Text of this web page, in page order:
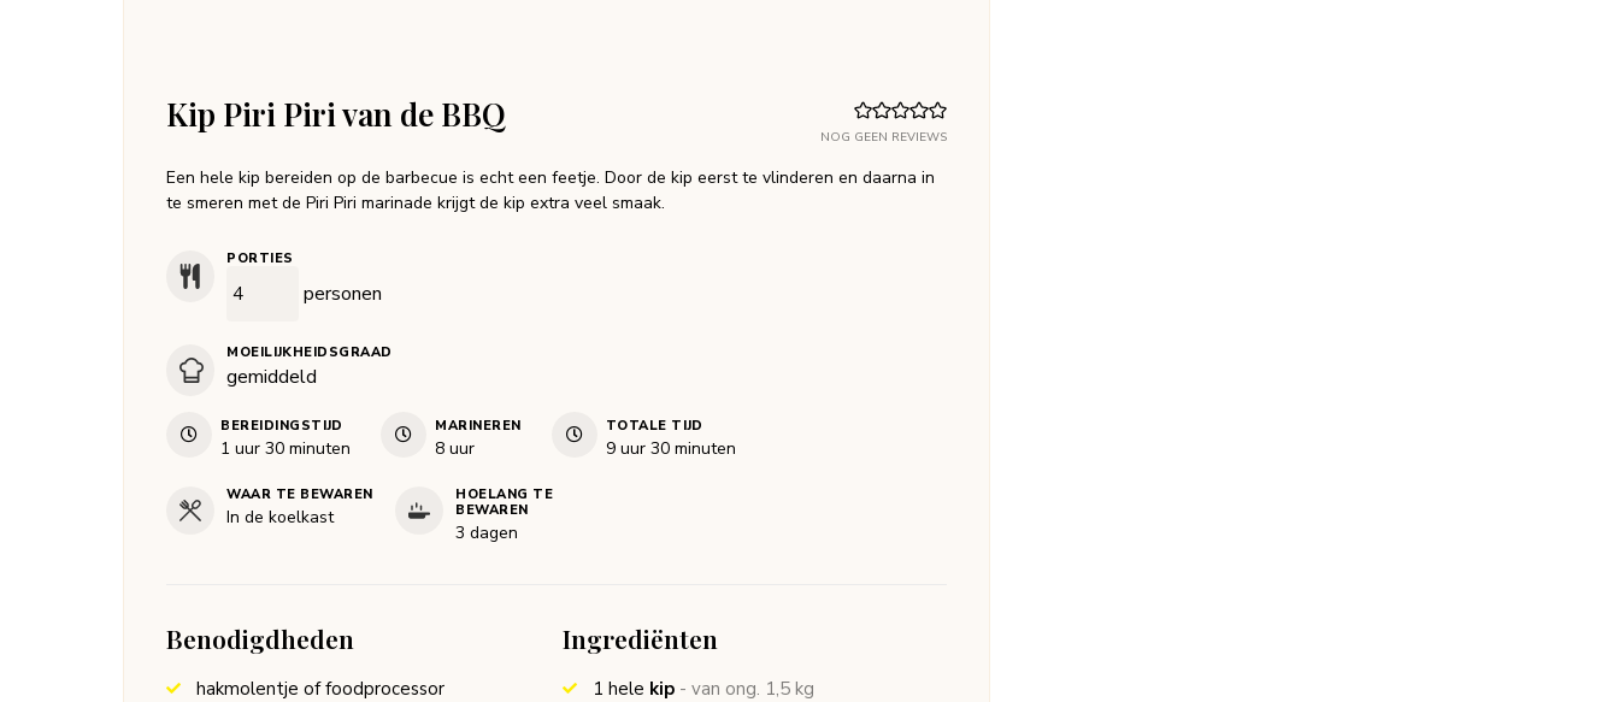
NOG GEEN REVIEWS
Kip Piri Piri van de BBQ
Een hele kip bereiden op de barbecue is echt een feetje. Door de kip eerst te vlinderen en daarna in
te smeren met de Piri Piri marinade krijgt de kip extra veel smaak.
PORTIES
personen
MOEILIJKHEIDSGRAAD
gemiddeld
BEREIDINGSTIJD
1 uur
uur 30minuten
minuten
MARINEREN
8uur
uur
TOTALE TIJD
9uur
uur 30minuten
minuten
WAAR TE BEWAREN
In de koelkast
HOELANG TE
BEWAREN
3 dagen
Benodigdheden
hakmolentje of foodprocessor
Ingrediënten
1 hele kip - van ong. 1,5 kg